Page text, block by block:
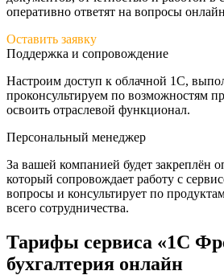
оперативно ответят на вопросы
Оставить заявку
Поддержка и сопровождение
Настроим доступ к облачной 1С,
проконсультируем по возможностям
освоить отраслевой функционал.
Персональный менеджер
За вашей компанией будет закреплён
который сопровождает работу с
вопросы и консультирует по
всего сотрудничества.
Тарифы сервиса «1С
бухгалтерия онлайн